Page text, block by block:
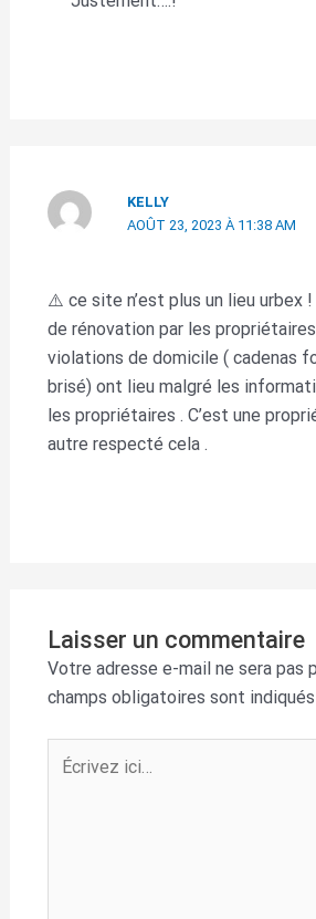
KELLY
AOÛT 23, 2023 À 11:38 AM
⚠️ ce site n’est plus un lieu urbex
de rénovation par les
violations de domicile ( cadenas
brisé) ont lieu malgré les
les propriétaires . C’est une
autre respecté cela .
Laisser un commentaire
Votre adresse e-mail ne sera pas
champs obligatoires sont
ici…